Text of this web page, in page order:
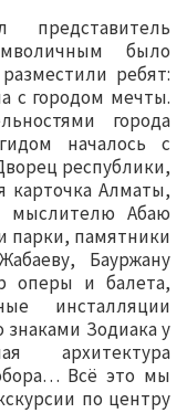
было
ребят:
с городом мечты.
города
началось с
республики,
карточка Алматы,
мыслителю Абаю
парки, памятники
Бауржану
оперы и балета,
инсталляции
знаками Зодиака у
архитектура
Всё это мы
по центру